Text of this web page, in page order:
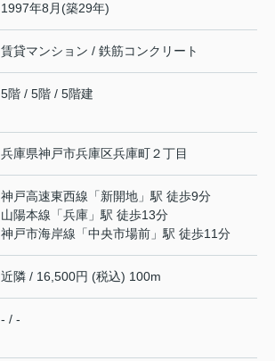
1997年8月(築29年)
賃貸マンション / 鉄筋コンクリート
5階 / 5階 / 5階建
兵庫県神戸市兵庫区兵庫町２丁目
神戸高速東西線 「新開地 」駅 徒歩9分
山陽本線 「兵庫 」駅 徒歩13分
神戸市海岸線 「中央市場前 」駅 徒歩11分
近隣 / 16,500円 (税込) 100m
- / -